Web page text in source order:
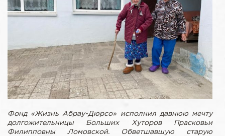
Фонд «Жизнь Абрау-Дюрсо» исполнил давнюю мечту
долгожительницы Больших Хуторов Прасковьи
Филипповны Ломовской. Обветшавшую старую